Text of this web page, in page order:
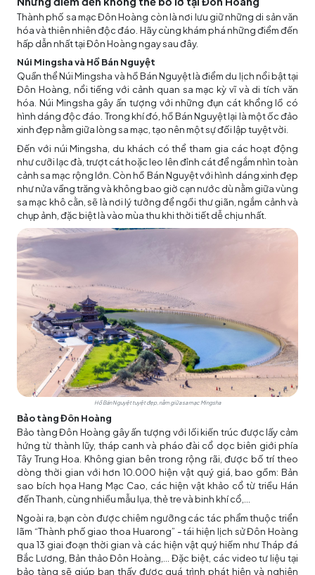
Thành phố sa mạc Đôn Hoàng còn là nơi lưu giữ những di sản văn
hóa và thiên nhiên độc đáo. Hãy cùng khám phá những điểm đến
hấp dẫn nhất tại Đôn Hoàng ngay sau đây.
Núi Mingsha và Hồ Bán Nguyệt
Quần thể Núi Mingsha và hồ Bán Nguyệt là điểm du lịch nổi bật tại
Đôn Hoàng, nổi tiếng với cảnh quan sa mạc kỳ vĩ và di tích văn
hóa. Núi Mingsha gây ấn tượng với những đụn cát khổng lồ có
hình dáng độc đáo. Trong khí đó, hồ Bán Nguyệt lại là một ốc đảo
xinh đẹp nằm giữa lòng sa mạc, tạo nên một sự đối lập tuyệt vời.
Đến với núi Mingsha, du khách có thể tham gia các hoạt động
như cưỡi lạc đà, trượt cát hoặc leo lên đỉnh cát để ngắm nhìn toàn
cảnh sa mạc rộng lớn. Còn hồ Bán Nguyệt với hình dáng xinh đẹp
như nửa vầng trăng và không bao giờ cạn nước dù nằm giữa vùng
sa mạc khô cằn, sẽ là nơi lý tưởng để ngồi thư giãn, ngắm cảnh và
chụp ảnh, đặc biệt là vào mùa thu khi thời tiết dễ chịu nhất.
Hồ Bán Nguyệt tuyệt đẹp, nằm giữa sa mạc Mingsha
Bảo tàng Đôn Hoàng
Bảo tàng Đôn Hoàng gây ấn tượng với lối kiến trúc được lấy cảm
hứng từ thành lũy, tháp canh và pháo đài cổ dọc biên giới phía
Tây Trung Hoa. Không gian bên trong rộng rãi, được bố trí theo
dòng thời gian với hơn 10.000 hiện vật quý giá, bao gồm: Bản
sao bích họa Hang Mạc Cao, các hiện vật khảo cổ từ triều Hán
đến Thanh, cùng nhiều mẫu lụa, thẻ tre và binh khí cổ,...
Ngoài ra, bạn còn được chiêm ngưỡng các tác phẩm thuộc triển
lãm “Thành phố giao thoa Huarong” - tái hiện lịch sử Đôn Hoàng
qua 13 giai đoạn thời gian và các hiện vật quý hiếm như Tháp đá
Bắc Lương, Bản thảo Đôn Hoàng,... Đặc biệt, các video tư liệu tại
bảo tàng sẽ giúp bạn thấy được quá trình phát hiện và nghiên